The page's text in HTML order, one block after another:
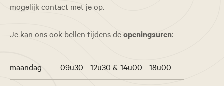
mogelijk contact met je op.
Je kan ons ook bellen tijdens deopeningsuren:
maandag 09u30 - 12u30 & 14u00 - 18u00